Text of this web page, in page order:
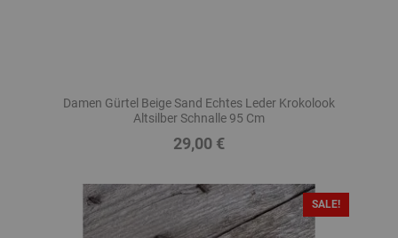
Damen Gürtel Beige Sand Echtes Leder Krokolook
Altsilber Schnalle 95 Cm
Preis
29,00 €
SALE!